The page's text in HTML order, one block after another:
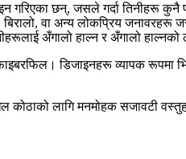
छन्, जसले गर्दा तिनीहरू कुनै
वा अन्य लोकप्रिय जनावरहरू
अँगालो हाल्न र अँगालो हाल्नको
डिजाइनहरू व्यापक
कोठाको लागि मनमोहक सजावटी